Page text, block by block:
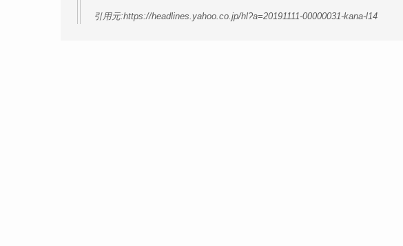
引用元:https://headlines.yahoo.co.jp/hl?a=20191111-00000031-kana-l14